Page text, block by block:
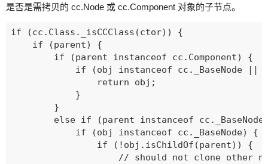
是否是需拷贝的 cc.Node 或 cc.Component 对象的子节点。
if (cc.Class._isCCClass(ctor)) {
    if (parent) {
        if (parent instanceof cc.Component) {
if (obj instanceof cc._BaseNode ||
                return obj;
            }
        }
else if (parent instanceof
            if (obj instanceof cc._BaseNode) {
                if (!obj.isChildOf(parent)) {
// should not clone other